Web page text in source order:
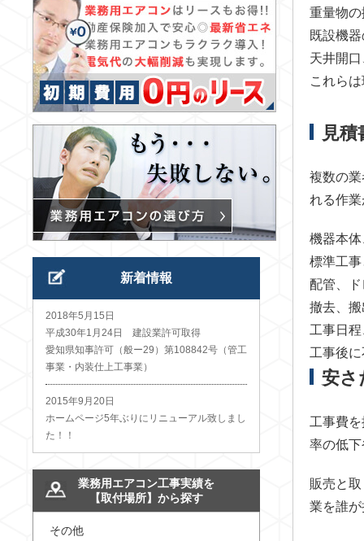
重量物
既設機
天井開
これら
見
複数の
れる作
機器本
標準工
配管、
撤去、
工事日
工事後
安さ
工事費
率の低
販売と
業を誰
新着情報
2018年5月15日
平成30年1月24日 建設業許可取得
愛知県知事許可（般ー29）第108842号（管工
事業・内装仕上工事業）
2015年9月20日
ホームページ5年ぶりにリニューアル致しまし
た！！
業務用エアコン工事実績を
【取付場所】から探す
その他